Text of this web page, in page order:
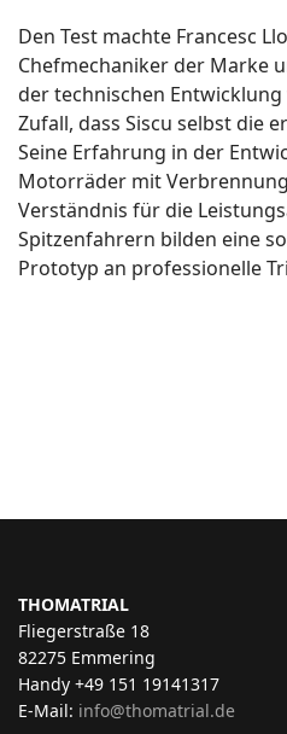
Den Test machte Francesc
Chefmechaniker der Marke
der technischen
Zufall, dass Siscu selbst die
Seine Erfahrung in der
Motorräder mit
Verständnis für die
Spitzenfahrern bilden eine
Prototyp an professionelle
THOMATRIAL
Fliegerstraße 18
82275 Emmering
Handy +49 151 19141317
E-Mail: info@thomatrial.de